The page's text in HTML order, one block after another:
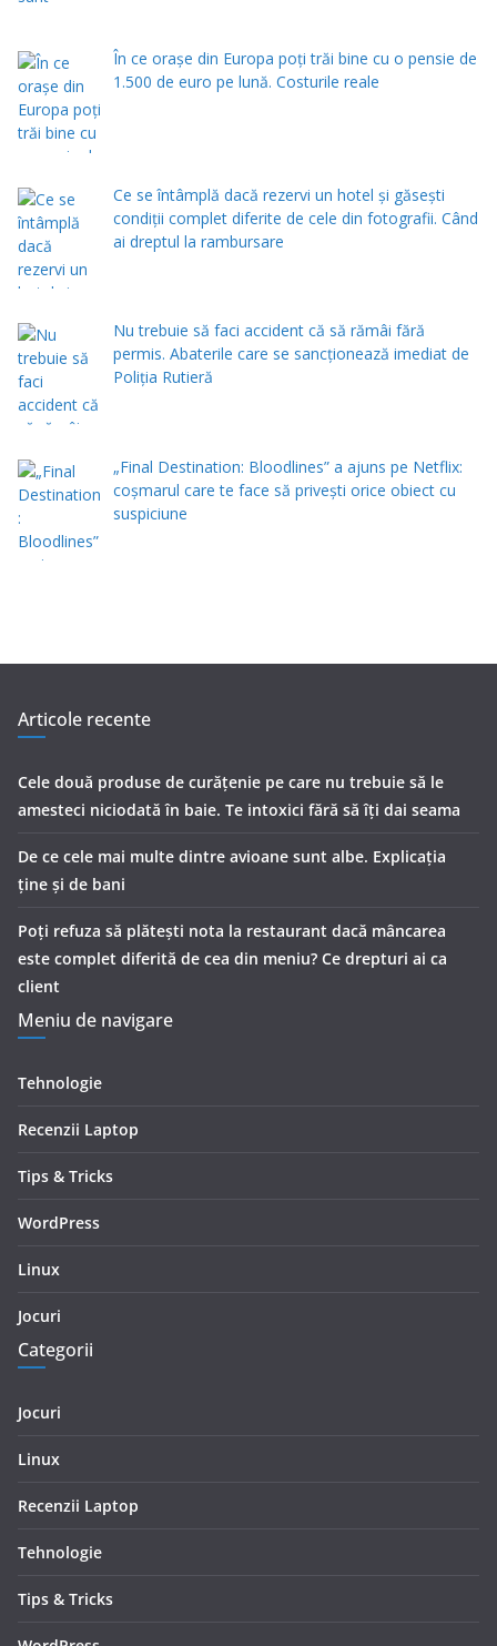
În ce orașe din Europa poți trăi bine cu o pensie de
1.500 de euro pe lună. Costurile reale
Ce se întâmplă dacă rezervi un hotel și găsești
condiții complet diferite de cele din fotografii. Când
ai dreptul la rambursare
Nu trebuie să faci accident că să rămâi fără
permis. Abaterile care se sancționează imediat de
Poliţia Rutieră
„Final Destination: Bloodlines” a ajuns pe Netflix:
coșmarul care te face să privești orice obiect cu
suspiciune
Articole recente
Cele două produse de curăţenie pe care nu trebuie să le
amesteci niciodată în baie. Te intoxici fără să îţi dai seama
De ce cele mai multe dintre avioane sunt albe. Explicația
ține și de bani
Poți refuza să plătești nota la restaurant dacă mâncarea
este complet diferită de cea din meniu? Ce drepturi ai ca
client
Meniu de navigare
Tehnologie
Recenzii Laptop
Tips & Tricks
WordPress
Linux
Jocuri
Categorii
Jocuri
Linux
Recenzii Laptop
Tehnologie
Tips & Tricks